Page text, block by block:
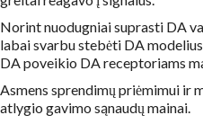
Norint nuodugniai suprasti DA
labai svarbu stebėti DA
DA poveikio DA receptoriams
Asmens sprendimų priėmimui
atlygio gavimo sąnaudų mainai.